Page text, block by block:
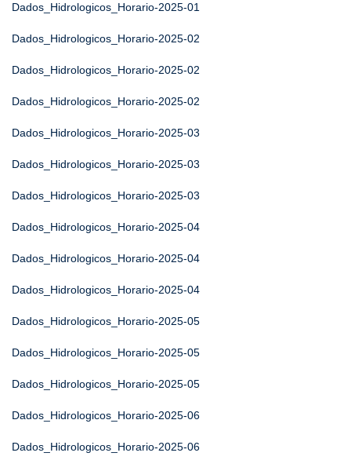
Dados_Hidrologicos_Horario-2025-01
Dados_Hidrologicos_Horario-2025-02
Dados_Hidrologicos_Horario-2025-02
Dados_Hidrologicos_Horario-2025-02
Dados_Hidrologicos_Horario-2025-03
Dados_Hidrologicos_Horario-2025-03
Dados_Hidrologicos_Horario-2025-03
Dados_Hidrologicos_Horario-2025-04
Dados_Hidrologicos_Horario-2025-04
Dados_Hidrologicos_Horario-2025-04
Dados_Hidrologicos_Horario-2025-05
Dados_Hidrologicos_Horario-2025-05
Dados_Hidrologicos_Horario-2025-05
Dados_Hidrologicos_Horario-2025-06
Dados_Hidrologicos_Horario-2025-06